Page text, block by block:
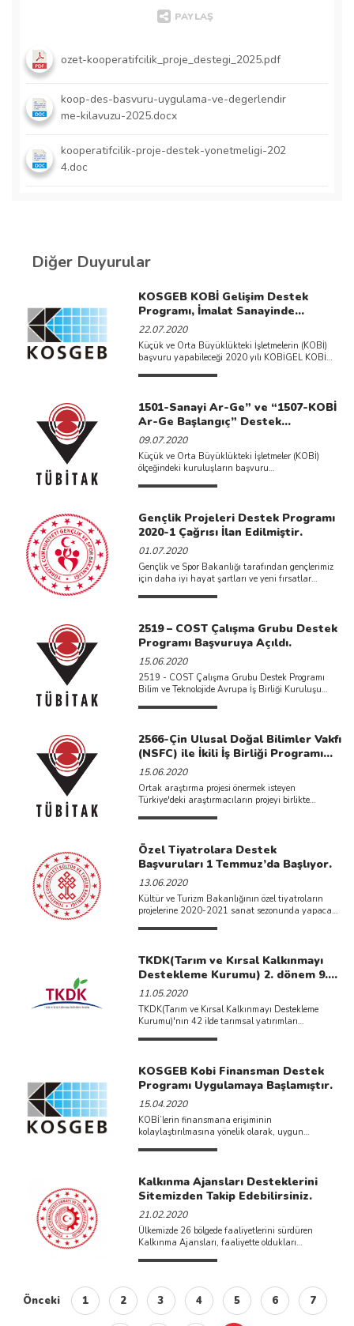
PAYLAŞ
ozet-kooperatifcilik_proje_destegi_2025.pdf
koop-des-basvuru-uygulama-ve-degerlendir
me-kilavuzu-2025.docx
kooperatifcilik-proje-destek-yonetmeligi-202
4.doc
Diğer Duyurular
KOSGEB KOBİ Gelişim Destek
Programı, İmalat Sanayinde
Dijitalleşme Temasıyla İlan
Edilmiştir.
22.07.2020
Küçük ve Orta Büyüklükteki İşletmelerin (KOBİ)
başvuru yapabileceği 2020 yılı KOBİGEL KOBİ
1501-Sanayi Ar-Ge” ve “1507-KOBİ
Ar-Ge Başlangıç” Destek
Programları 2020 Yılı 2. Çağrıları
Açılmıştır.
09.07.2020
Küçük ve Orta Büyüklükteki İşletmeler (KOBİ)
ölçeğindeki kuruluşların başvuru
Gençlik Projeleri Destek Programı
2020-1 Çağrısı İlan Edilmiştir.
01.07.2020
Gençlik ve Spor Bakanlığı tarafından gençlerimiz
için daha iyi hayat şartları ve yeni fırsatlar
2519 – COST Çalışma Grubu Destek
Programı Başvuruya Açıldı.
15.06.2020
2519 - COST Çalışma Grubu Destek Programı
Bilim ve Teknolojide Avrupa İş Birliği Kuruluşu
2566-Çin Ulusal Doğal Bilimler Vakfı
(NSFC) ile İkili İş Birliği Programı
Son Başvuru Zamanı 7 Ağustos
2020, 17:00
15.06.2020
Ortak araştırma projesi önermek isteyen
Türkiye'deki araştırmacıların projeyi birlikte
Özel Tiyatrolara Destek
Başvuruları 1 Temmuz’da Başlıyor.
13.06.2020
Kültür ve Turizm Bakanlığının özel tiyatroların
projelerine 2020-2021 sanat sezonunda yapacağı
TKDK(Tarım ve Kırsal Kalkınmayı
Destekleme Kurumu) 2. dönem 9.
Başvuru Çağrısı İlan Edilmiştir.
11.05.2020
TKDK(Tarım ve Kırsal Kalkınmayı Destekleme
Kurumu)'nın 42 ilde tarımsal yatırımları
KOSGEB Kobi Finansman Destek
Programı Uygulamaya Başlamıştır.
15.04.2020
KOBİ’lerin finansmana erişiminin
kolaylaştırılmasına yönelik olarak, uygun
Kalkınma Ajansları Desteklerini
Sitemizden Takip Edebilirsiniz.
21.02.2020
Ülkemizde 26 bölgede faaliyetlerini sürdüren
Kalkınma Ajansları, faaliyette oldukları
Önceki 1 2 3 4 5 6 7